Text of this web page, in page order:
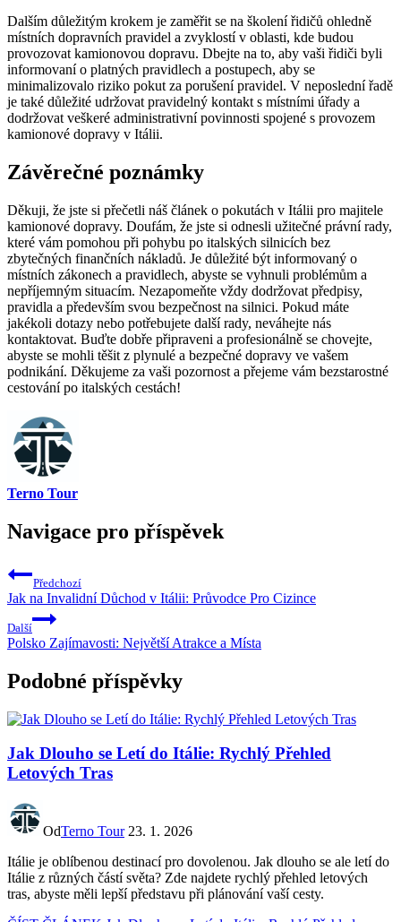
Dalším důležitým krokem je zaměřit se na školení řidičů ohledně
místních dopravních pravidel a zvyklostí v oblasti, kde budou
provozovat kamionovou dopravu. Dbejte na to, aby vaši řidiči byli
informovaní o platných pravidlech a postupech, aby se
minimalizovalo riziko pokut za porušení pravidel. V neposlední řadě
je také důležité udržovat pravidelný kontakt s místními úřady a
dodržovat veškeré administrativní povinnosti spojené s provozem
kamionové dopravy v Itálii.
Závěrečné poznámky
Děkuji, že jste si přečetli náš článek o pokutách v Itálii pro majitele
kamionové dopravy. Doufám, že jste si odnesli užitečné právní rady,
které vám pomohou při pohybu po italských silnicích bez
zbytečných finančních nákladů. Je důležité být informovaný o
místních zákonech a pravidlech, abyste se vyhnuli problémům a
nepříjemným situacím. Nezapomeňte vždy dodržovat předpisy,
pravidla a především svou bezpečnost na silnici. Pokud máte
jakékoli dotazy nebo potřebujete další rady, neváhejte nás
kontaktovat. Buďte dobře připraveni a profesionálně se chovejte,
abyste se mohli těšit z plynulé a bezpečné dopravy ve vašem
podnikání. Děkujeme za vaši pozornost a přejeme vám bezstarostné
cestování po italských cestách!
Terno Tour
Navigace pro příspěvek
Předchozí
Jak na Invalidní Důchod v Itálii: Průvodce Pro Cizince
Další
Polsko Zajímavosti: Největší Atrakce a Místa
Podobné příspěvky
Jak Dlouho se Letí do Itálie: Rychlý Přehled
Letových Tras
OdTerno Tour 23. 1. 2026
Itálie je oblíbenou destinací pro dovolenou. Jak dlouho se ale letí do
Itálie z různých částí světa? Zde najdete rychlý přehled letových
tras, abyste měli lepší představu při plánování vaší cesty.